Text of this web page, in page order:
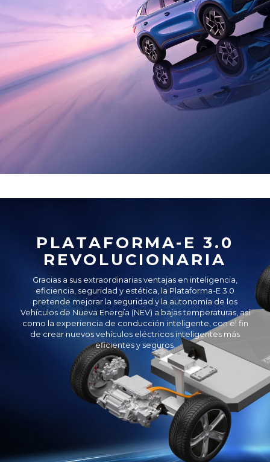
PLATAFORMA-E 3.0
REVOLUCIONARIA
Gracias a sus extraordinarias ventajas en inteligencia,
eficiencia, seguridad y estética, la Plataforma-E 3.0
pretende mejorar la seguridad y la autonomía de los
Vehículos de Nueva Energía (NEV) a bajas temperaturas, así
como la experiencia de conducción inteligente, con el fin
de crear nuevos vehículos eléctricos inteligentes más
eficientes y seguros.